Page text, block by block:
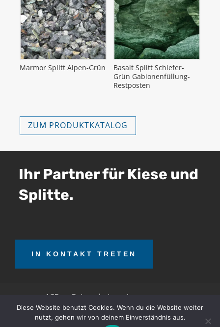
Marmor Splitt Alpen-Grün
Basalt Splitt Schiefer-
Grün Gabionenfüllung-
Restposten
ZUM PRODUKTKATALOG
Ihr Partner für Kiese und
Splitte.
IN KONTAKT TRETEN
AGB Datenschutz Impressum
OTT Teerrecycling GmbH © 2026. Alle Rechte
Diese Website benutzt Cookies. Wenn du die Website weiter
nutzt, gehen wir von deinem Einverständnis aus.